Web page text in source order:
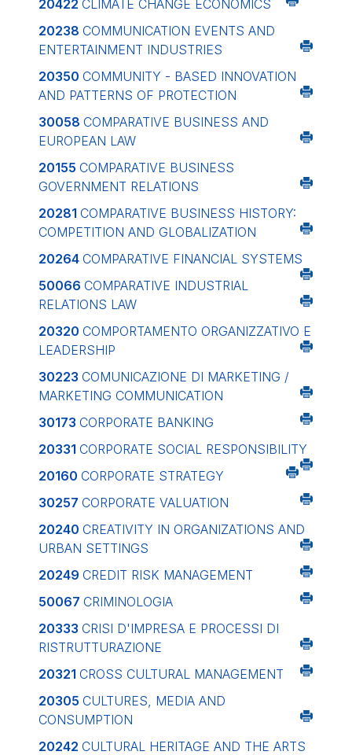
20422 CLIMATE CHANGE ECONOMICS
20238 COMMUNICATION EVENTS AND
ENTERTAINMENT INDUSTRIES
20350 COMMUNITY - BASED INNOVATION
AND PATTERNS OF PROTECTION
30058 COMPARATIVE BUSINESS AND
EUROPEAN LAW
20155 COMPARATIVE BUSINESS
GOVERNMENT RELATIONS
20281 COMPARATIVE BUSINESS HISTORY:
COMPETITION AND GLOBALIZATION
20264 COMPARATIVE FINANCIAL SYSTEMS
50066 COMPARATIVE INDUSTRIAL
RELATIONS LAW
20320 COMPORTAMENTO ORGANIZZATIVO E
LEADERSHIP
30223 COMUNICAZIONE DI MARKETING /
MARKETING COMMUNICATION
30173 CORPORATE BANKING
20331 CORPORATE SOCIAL RESPONSIBILITY
20160 CORPORATE STRATEGY
30257 CORPORATE VALUATION
20240 CREATIVITY IN ORGANIZATIONS AND
URBAN SETTINGS
20249 CREDIT RISK MANAGEMENT
50067 CRIMINOLOGIA
20333 CRISI D'IMPRESA E PROCESSI DI
RISTRUTTURAZIONE
20321 CROSS CULTURAL MANAGEMENT
20305 CULTURES, MEDIA AND
CONSUMPTION
20242 CULTURAL HERITAGE AND THE ARTS